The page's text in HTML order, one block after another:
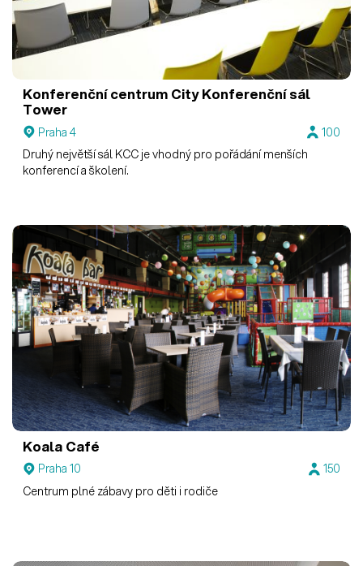
Konferenční centrum CityKonferenční sál
Tower
Praha 4
100
Druhý největší sál KCC je vhodný pro pořádání menších
konferencí a školení.
Koala Café
Praha 10
150
Centrum plné zábavy pro děti i rodiče